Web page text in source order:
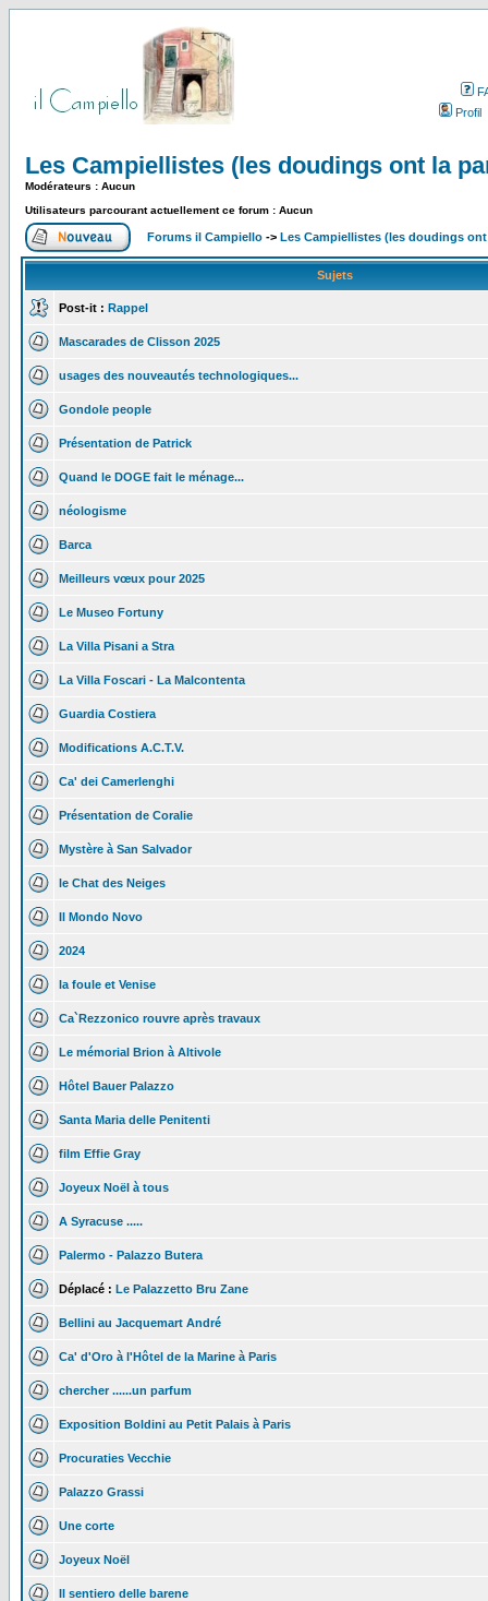
Profil
Les Campiellistes (les doudings ont la
Modérateurs : Aucun
Utilisateurs parcourant actuellement ce forum : Aucun
Forums il Campiello -> Les Campiellistes (les doudings
Sujets
Post-it : Rappel
Mascarades de Clisson 2025
usages des nouveautés technologiques...
Gondole people
Présentation de Patrick
Quand le DOGE fait le ménage...
néologisme
Barca
Meilleurs vœux pour 2025
Le Museo Fortuny
La Villa Pisani a Stra
La Villa Foscari - La Malcontenta
Guardia Costiera
Modifications A.C.T.V.
Ca' dei Camerlenghi
Présentation de Coralie
Mystère à San Salvador
le Chat des Neiges
Il Mondo Novo
2024
la foule et Venise
Ca`Rezzonico rouvre après travaux
Le mémorial Brion à Altivole
Hôtel Bauer Palazzo
Santa Maria delle Penitenti
film Effie Gray
Joyeux Noël à tous
A Syracuse .....
Palermo - Palazzo Butera
Déplacé : Le Palazzetto Bru Zane
Bellini au Jacquemart André
Ca' d'Oro à l'Hôtel de la Marine à Paris
chercher ......un parfum
Exposition Boldini au Petit Palais à Paris
Procuraties Vecchie
Palazzo Grassi
Une corte
Joyeux Noël
Il sentiero delle barene